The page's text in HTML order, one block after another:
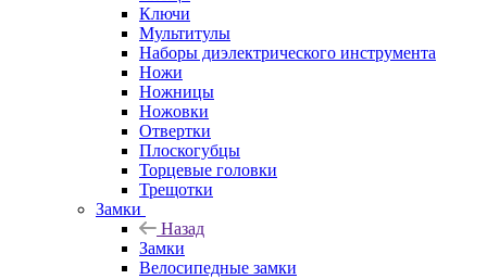
Ключи
Мультитулы
Наборы диэлектрического инструмента
Ножи
Ножницы
Ножовки
Отвертки
Плоскогубцы
Торцевые головки
Трещотки
Замки
Назад
Замки
Велосипедные замки